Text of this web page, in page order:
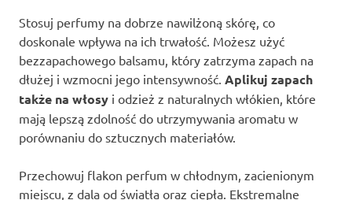
Stosuj perfumy na dobrze nawilżoną skórę, co
doskonale wpływa na ich trwałość. Możesz użyć
bezzapachowego balsamu, który zatrzyma zapach na
dłużej i wzmocni jego intensywność. Aplikuj zapach
także na włosy i odzież z naturalnych włókien, które
mają lepszą zdolność do utrzymywania aromatu w
porównaniu do sztucznych materiałów.
Przechowuj flakon perfum w chłodnym, zacienionym
miejscu, z dala od światła oraz ciepła. Ekstremalne